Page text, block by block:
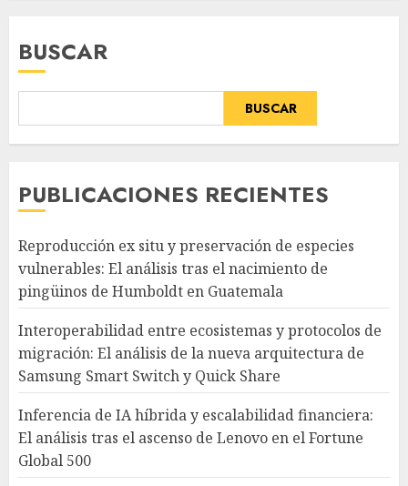
BUSCAR
BUSCAR
PUBLICACIONES RECIENTES
Reproducción ex situ y preservación de especies
vulnerables: El análisis tras el nacimiento de
pingüinos de Humboldt en Guatemala
Interoperabilidad entre ecosistemas y protocolos de
migración: El análisis de la nueva arquitectura de
Samsung Smart Switch y Quick Share
Inferencia de IA híbrida y escalabilidad financiera:
El análisis tras el ascenso de Lenovo en el Fortune
Global 500